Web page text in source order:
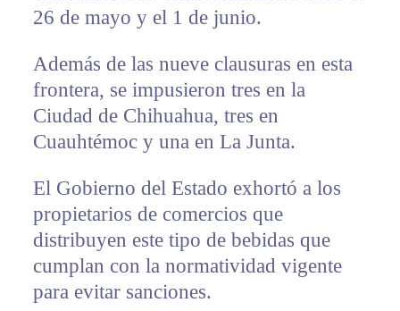
26 de mayo y el 1 de junio.
Además de las nueve clausuras en esta
frontera, se impusieron tres en la
Ciudad de Chihuahua, tres en
Cuauhtémoc y una en La Junta.
El Gobierno del Estado exhortó a los
propietarios de comercios que
distribuyen este tipo de bebidas que
cumplan con la normatividad vigente
para evitar sanciones.